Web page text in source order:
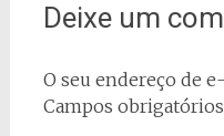
Deixe um
O seu endereço de
Campos